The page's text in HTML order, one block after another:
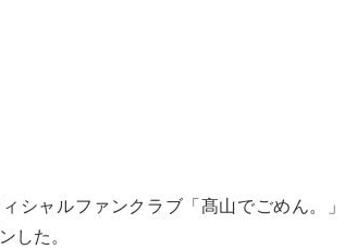
シャルファンクラブ「髙山でごめん。」
した。